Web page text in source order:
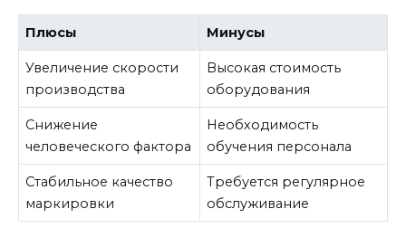
Плюсы Минусы
Увеличение скорости
производства
Высокая стоимость
оборудования
Снижение
человеческого фактора
Необходимость
обучения персонала
Стабильное качество
маркировки
Требуется регулярное
обслуживание